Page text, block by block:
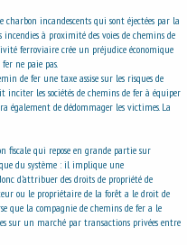
charbon incandescents qui sont éjectées par la
incendies à proximité des voies de chemins de
ferroviaire crée un préjudice économique
ne paie pas.
de fer une taxe assise sur les risques de
inciter les sociétés de chemins de fer à équiper
également de dédommager les victimes. La
fiscale qui repose en grande partie sur
du système : il implique une
d’attribuer des droits de propriété de
ou le propriétaire de la forêt a le droit de
que la compagnie de chemins de fer a le
sur un marché par transactions privées entre